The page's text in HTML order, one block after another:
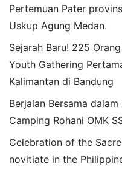
Pertemuan Pater
Uskup Agung Medan.
Sejarah Baru! 225
Youth Gathering
Kalimantan di Bandung
Berjalan Bersama
Camping Rohani OMK
Celebration of the
novitiate in the